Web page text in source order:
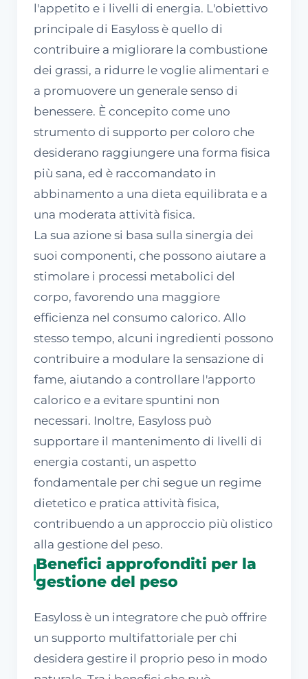
l'appetito e i livelli di energia. L'obiettivo
principale di Easyloss è quello di
contribuire a migliorare la combustione
dei grassi, a ridurre le voglie alimentari e
a promuovere un generale senso di
benessere. È concepito come uno
strumento di supporto per coloro che
desiderano raggiungere una forma fisica
più sana, ed è raccomandato in
abbinamento a una dieta equilibrata e a
una moderata attività fisica.
La sua azione si basa sulla sinergia dei
suoi componenti, che possono aiutare a
stimolare i processi metabolici del
corpo, favorendo una maggiore
efficienza nel consumo calorico. Allo
stesso tempo, alcuni ingredienti possono
contribuire a modulare la sensazione di
fame, aiutando a controllare l'apporto
calorico e a evitare spuntini non
necessari. Inoltre, Easyloss può
supportare il mantenimento di livelli di
energia costanti, un aspetto
fondamentale per chi segue un regime
dietetico e pratica attività fisica,
contribuendo a un approccio più olistico
alla gestione del peso.
Benefici approfonditi per la
gestione del peso
Easyloss è un integratore che può offrire
un supporto multifattoriale per chi
desidera gestire il proprio peso in modo